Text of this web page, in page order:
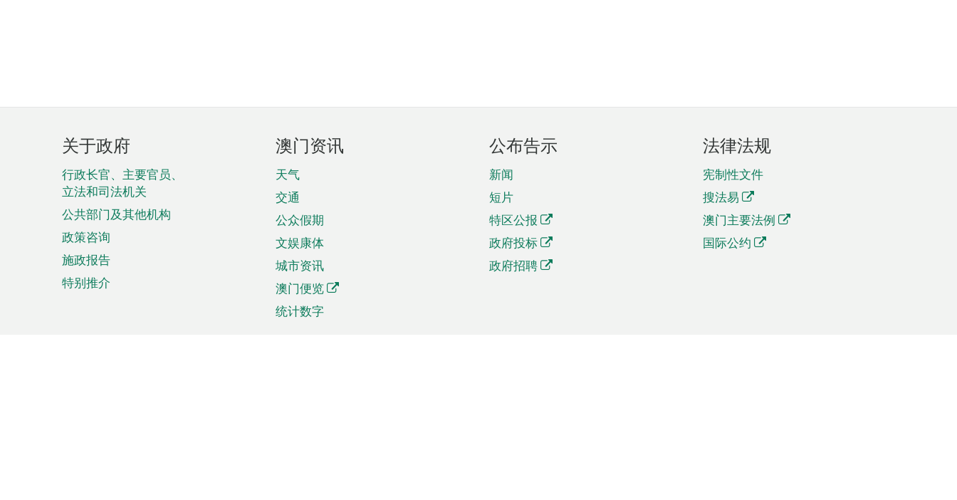
页
脚
菜
单
关于政府
行政长官、主要官员、
立法和司法机关
公共部门及其他机构
政策咨询
施政报告
特别推介
澳门资讯
天气
交通
公众假期
文娱康体
城市资讯
澳门便览
统计数字
公布告示
新闻
短片
特区公报
政府投标
政府招聘
法律法规
宪制性文件
搜法易
澳门主要法例
国际公约